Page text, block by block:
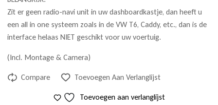
Zit er geen radio-navi unit in uw dashboardkastje, dan heeft u
een all in one systeem zoals in de VW T6, Caddy, etc., dan is de
interface helaas NIET geschikt voor uw voertuig.
(Incl. Montage & Camera)
Compare Toevoegen Aan Verlanglijst
Toevoegen aan verlanglijst